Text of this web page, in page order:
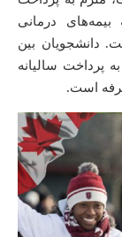
درمانی
دانشجویان بین
پرداخت سالیانه